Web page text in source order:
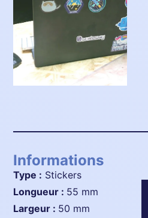
Informations
Type : Stickers
longueur : 55 mm
largeur : 50 mm